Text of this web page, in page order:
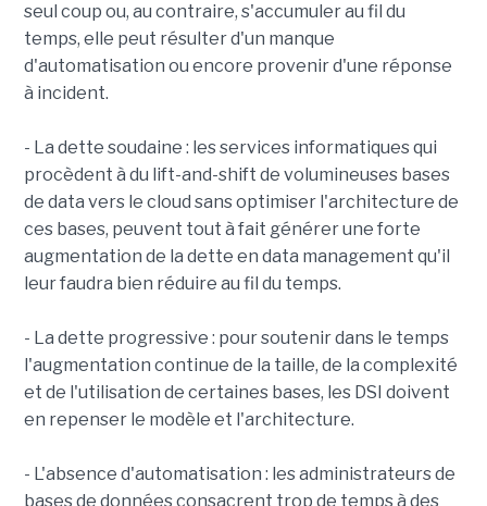
seul coup ou, au contraire, s'accumuler au fil du
temps, elle peut résulter d'un manque
d'automatisation ou encore provenir d'une réponse
à incident.
- La dette soudaine : les services informatiques qui
procèdent à du lift-and-shift de volumineuses bases
de data vers le cloud sans optimiser l'architecture de
ces bases, peuvent tout à fait générer une forte
augmentation de la dette en data management qu'il
leur faudra bien réduire au fil du temps.
- La dette progressive : pour soutenir dans le temps
l'augmentation continue de la taille, de la complexité
et de l'utilisation de certaines bases, les DSI doivent
en repenser le modèle et l'architecture.
- L'absence d'automatisation : les administrateurs de
bases de données consacrent trop de temps à des